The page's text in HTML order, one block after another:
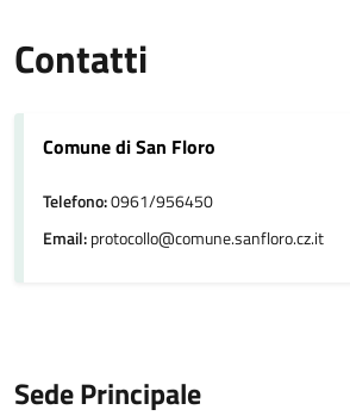
Contatti
Comune di San Floro
Telefono:0961/956450
Email:protocollo@comune.sanfloro.cz.it
Sede Principale